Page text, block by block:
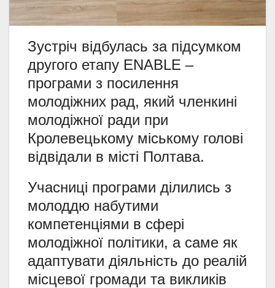
Зустріч відбулась за підсумком
другого етапу ENABLE –
програми з посилення
молодіжних рад, який членкині
молодіжної ради при
Кролевецькому міському голові
відвідали в місті Полтава.
Учасниці програми ділились з
молоддю набутими
компетенціями в сфері
молодіжної політики, а саме як
адаптувати діяльність до реалій
місцевої громади та викликів